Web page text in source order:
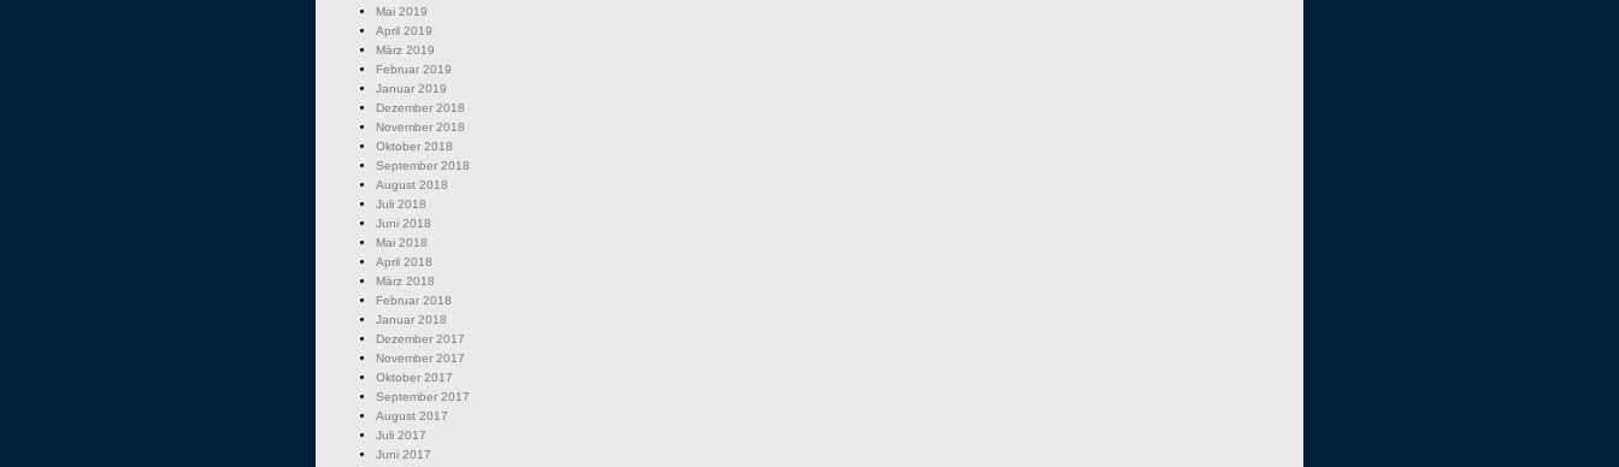
Mai 2019
April 2019
März 2019
Februar 2019
Januar 2019
Dezember 2018
November 2018
Oktober 2018
September 2018
August 2018
Juli 2018
Juni 2018
Mai 2018
April 2018
März 2018
Februar 2018
Januar 2018
Dezember 2017
November 2017
Oktober 2017
September 2017
August 2017
Juli 2017
Juni 2017